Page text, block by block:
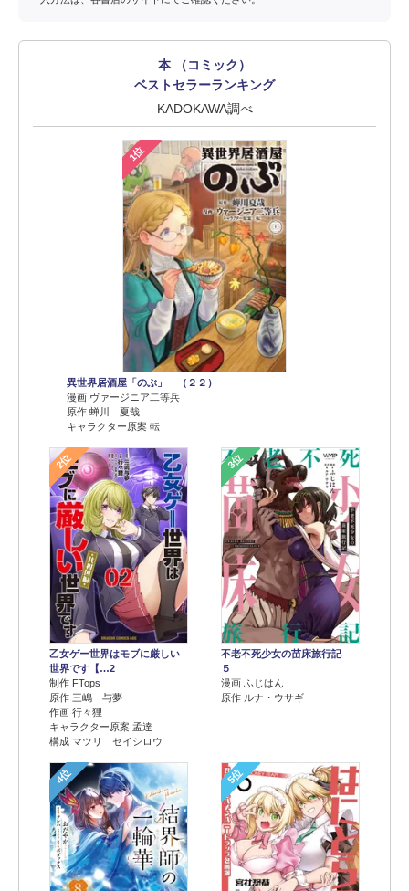
本 （コミック）
ベストセラーランキング
KADOKAWA調べ
1位
異世界居酒屋「のぶ」 （２２）
漫画 ヴァージニア二等兵
原作 蝉川 夏哉
キャラクター原案 転
2位
乙女ゲー世界はモブに厳しい
世界です【…2
制作 FTops
原作 三嶋 与夢
作画 行々狸
キャラクター原案 孟達
構成 マツリ セイシロウ
3位
不老不死少女の苗床旅行記
５
漫画 ふじはん
原作 ルナ・ウサギ
4位 5位